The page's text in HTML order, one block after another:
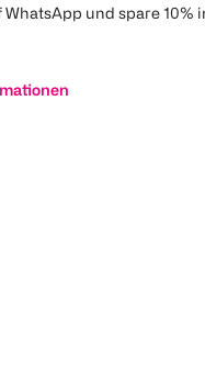
und spare 10%